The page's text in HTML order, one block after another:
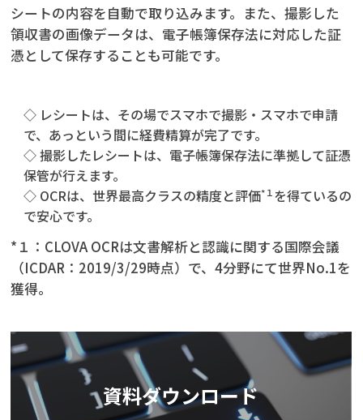
シートの内容を自動で取り込みます。また、撮影した
領収書の画像データは、電子帳簿保存法に対応した証
憑として保存することも可能です。
◇ レシートは、その場でスマホで撮影・スマホで申請
で、あっという間に経費精算が完了です。
◇ 撮影したレシートは、電子帳簿保存法に準拠して証憑
保管が行えます。
◇ OCRは、世界最高クラスの精度と評価*１ を得ているの
で安心です。
*１：CLOVA OCRは文書解析と認識に関する国際会議
（ICDAR：2019/3/29時点）で、4分野にて世界No.1を
獲得。
資料ダウンロード